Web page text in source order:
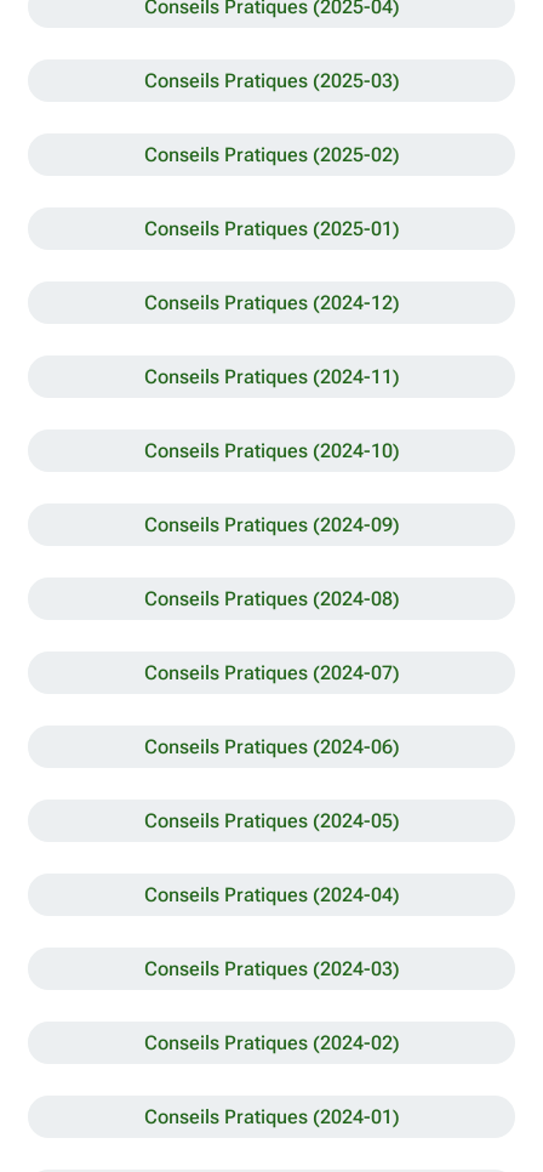
Conseils Pratiques (2025-04)
Conseils Pratiques (2025-03)
Conseils Pratiques (2025-02)
Conseils Pratiques (2025-01)
Conseils Pratiques (2024-12)
Conseils Pratiques (2024-11)
Conseils Pratiques (2024-10)
Conseils Pratiques (2024-09)
Conseils Pratiques (2024-08)
Conseils Pratiques (2024-07)
Conseils Pratiques (2024-06)
Conseils Pratiques (2024-05)
Conseils Pratiques (2024-04)
Conseils Pratiques (2024-03)
Conseils Pratiques (2024-02)
Conseils Pratiques (2024-01)